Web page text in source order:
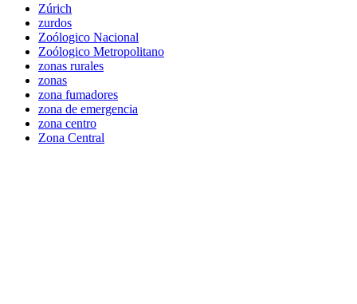
Zúrich
zurdos
Zoólogico Nacional
Zoólogico Metropolitano
zonas rurales
zonas
zona fumadores
zona de emergencia
zona centro
Zona Central